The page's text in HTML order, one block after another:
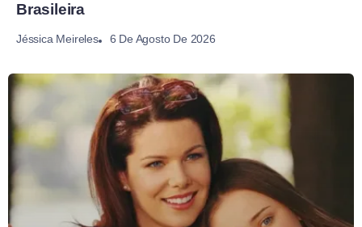
Brasileira
Jéssica Meireles 6 De Agosto De 2026